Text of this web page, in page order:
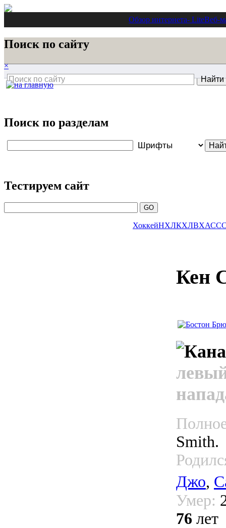
Обзор интернета- LiteВеб-
Поиск по сайту
×
Поиск по разделам
Тестируем сайт
ХоккейНХЛКХЛВХА
Кен
Smith.
Джо,
Умер:
76 лет